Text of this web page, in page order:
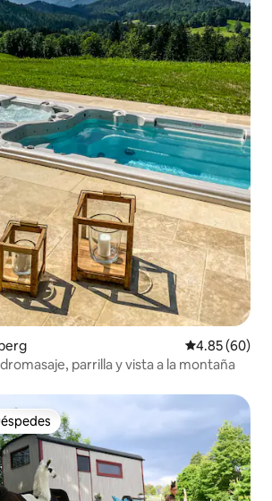
Calificación
4.85 (60)
parrilla y vista a la montaña